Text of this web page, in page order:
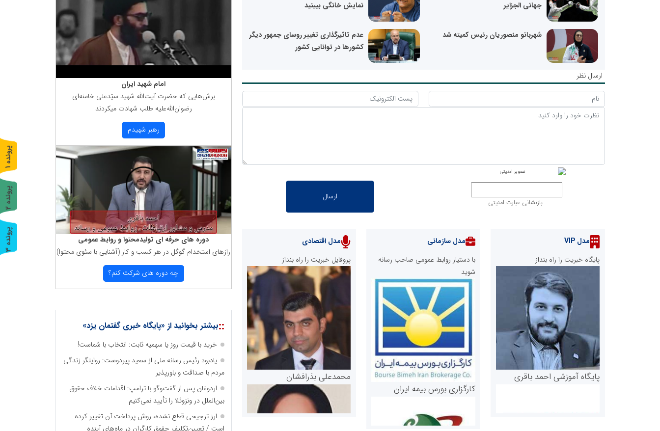
جهانی الجزایر
نمایش خانگی ببینید
شهربانو منصوریان رئیس کمیته شد
عدم تاثیرگذاری تغییر روسای جمهور دیگر
کشورها در توانایی کشور
ارسال نظر
بازنشانی عبارت امنیتی
مدل VIP
پایگاه خبریت را راه بنداز
پایگاه آموزشی احمد باقری
مدل سازمانی
با دستیار روابط عمومی صاحب رسانه
شوید
کارگزاری بورس بیمه ایران
مدل اقتصادی
پروفایل خبریت را راه بنداز
محمدعلی بذرافشان
امام شهید ایران
برش‌هایی كه حضرت آیت‌الله شهید سیّدعلی خامنه‌ای
رضوان‌الله‌علیه طلب شهادت میكردند
رهبر شهیدم
دوره های حرفه ای تولیدمحتوا و روابط عمومی
رازهای استخدام گوگل در هر كسب و كار (آشنایی با سئوی محتوا)
چه دوره های شركت كنم؟
::بیشتر بخوانید از «پایگاه خبری گفتمان یزد»
خرید با قیمت روز یا سهمیه ثابت: انتخاب با شماست!
یادبود رئیس رسانه ملی از سعید پیردوست: روایتگر زندگی
مردم با صداقت و باورپذیر
اردوغان پس از گفت‌وگو با ترامپ: اقدامات خلاف حقوق
بین‌الملل در ونزوئلا را تأیید نمی‌کنیم
ارز ترجیحی قطع نشده، روش پرداخت آن تغییر کرده
است / تعیین‌تکلیف حقوق کارگران در ماه‌های آینده
پ
ر
و
ن
د
ه
1
پ
ر
و
ن
د
ه
2
پ
ر
و
ن
د
ه
3